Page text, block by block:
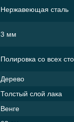
Нержавеющая сталь
3 мм
Полировка со всех
Дерево
Толстый слой лака
Венге